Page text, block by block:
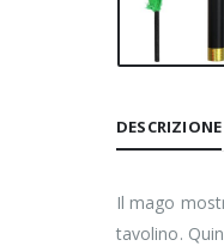
DESCRIZIONE
Il mago
tavolino.